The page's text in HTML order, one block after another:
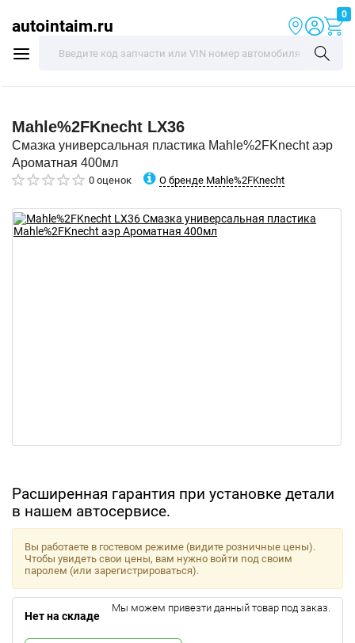
autointaim.ru
0
Mahle%2FKnecht LX36
Смазка универсальная пластика Mahle%2FKnecht аэр
Ароматная 400мл
0 оценок О бренде Mahle%2FKnecht
Расширенная гарантия при установке детали
в нашем автосервисе.
Вы работаете в гостевом режиме (видите розничные цены).
Чтобы увидеть свои цены, вам нужно войти под своим
паролем (или зарегистрироваться).
Нет на складе
Мы можем привезти данный товар под заказ.